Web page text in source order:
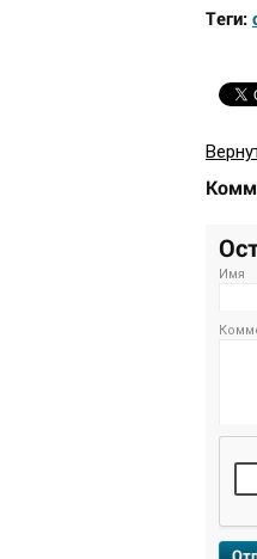
Теги:
Имя